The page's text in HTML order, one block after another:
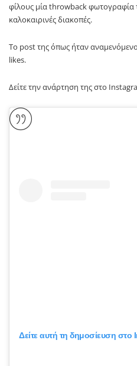
φίλους μία throwback φωτογραφία
καλοκαιρινές διακοπές.
Το post της όπως ήταν
likes.
Δείτε την ανάρτηση της στο
Δείτε αυτή τη δημοσίευση στο